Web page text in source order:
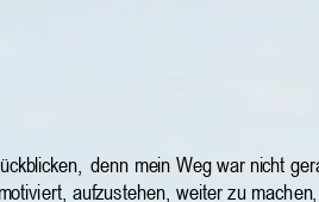
denn mein Weg war nicht
motiviert, aufzustehen, weiter zu machen,